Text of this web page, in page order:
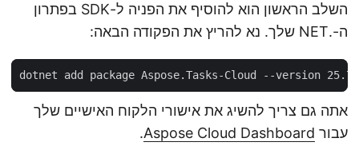
השלב הראשון הוא להוסיף את הפניה ל-SDK בפתרון
ה-.NET שלך. נא להריץ את הפקודה הבאה:
אתה גם צריך להשיג את אישורי הלקוח האישיים שלך
עבורAspose Cloud Dashboard
.